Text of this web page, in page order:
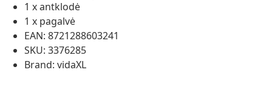
1 x antklodė
1 x pagalvė
EAN: 8721288603241
SKU: 3376285
Brand: vidaXL